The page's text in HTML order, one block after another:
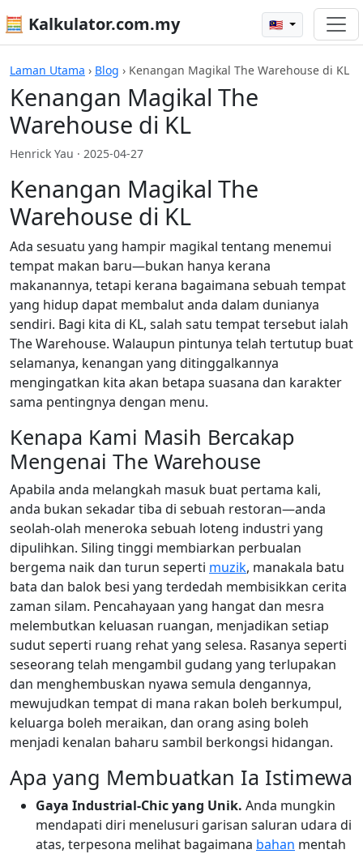
🧮 Kalkulator.com.my 🇲🇾
Laman Utama › Blog › Kenangan Magikal The Warehouse di KL
Kenangan Magikal The
Warehouse di KL
Henrick Yau · 2025-04-27
Kenangan Magikal The
Warehouse di KL
Ada sesuatu yang hampir magikal tentang menemui
tempat makan baru—bukan hanya kerana
makanannya, tetapi kerana bagaimana sebuah tempat
yang hidup dapat membalut anda dalam dunianya
sendiri. Bagi kita di KL, salah satu tempat tersebut ialah
The Warehouse. Walaupun pintunya telah tertutup buat
selamanya, kenangan yang ditinggalkannya
mengingatkan kita akan betapa suasana dan karakter
sama pentingnya dengan menu.
Kenapa Kami Masih Bercakap
Mengenai The Warehouse
Apabila anda melangkah masuk buat pertama kali,
anda bukan sekadar tiba di sebuah restoran—anda
seolah-olah meneroka sebuah loteng industri yang
dipulihkan. Siling tinggi membiarkan perbualan
bergema naik dan turun seperti muzik, manakala batu
bata dan balok besi yang terdedah membisikkan cerita
zaman silam. Pencahayaan yang hangat dan mesra
melembutkan keluasan ruangan, menjadikan setiap
sudut seperti ruang rehat yang selesa. Rasanya seperti
seseorang telah mengambil gudang yang terlupakan
dan menghembuskan nyawa semula dengannya,
mewujudkan tempat di mana rakan boleh berkumpul,
keluarga boleh meraikan, dan orang asing boleh
menjadi kenalan baharu sambil berkongsi hidangan.
Apa yang Membuatkan Ia Istimewa
Gaya Industrial-Chic yang Unik. Anda mungkin
mendapati diri menelusuri garisan saluran udara di
atas, terpesona melihat bagaimana bahan mentah